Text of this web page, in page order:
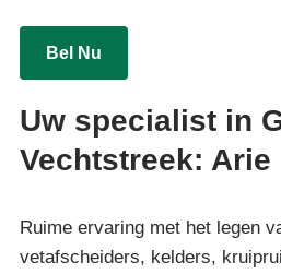
Bel Nu
Uw specialist in
Vechtstreek: Arie
Ruime ervaring met het legen
vetafscheiders, kelders,